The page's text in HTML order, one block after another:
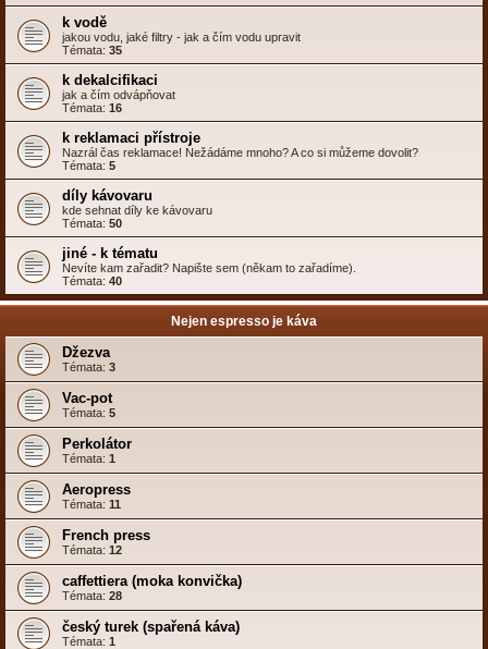
k vodě
jakou vodu, jaké filtry - jak a čím vodu upravit
Témata: 35
k dekalcifikaci
jak a čím odvápňovat
Témata: 16
k reklamaci přístroje
Nazrál čas reklamace! Nežádáme mnoho? A co si můžeme dovolit?
Témata: 5
díly kávovaru
kde sehnat díly ke kávovaru
Témata: 50
jiné - k tématu
Nevíte kam zařadit? Napište sem (někam to zařadíme).
Témata: 40
Nejen espresso je káva
Džezva
Témata: 3
Vac-pot
Témata: 5
Perkolátor
Témata: 1
Aeropress
Témata: 11
French press
Témata: 12
caffettiera (moka konvička)
Témata: 28
český turek (spařená káva)
Témata: 1